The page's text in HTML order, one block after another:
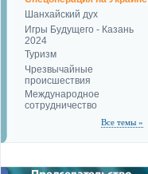
Шанхайский дух
Игры Будущего - Казань
2024
Туризм
Чрезвычайные
происшествия
Международное
сотрудничество
Все темы »